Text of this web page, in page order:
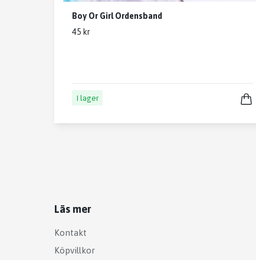
Boy Or Girl Ordensband
45 kr
I lager
Läs mer
Kontakt
Köpvillkor